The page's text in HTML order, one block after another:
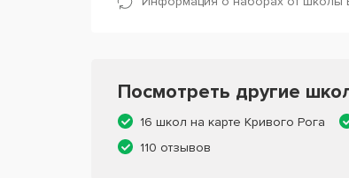
Посмотреть другие
16 школ на карте Кривого Рога
110 отзывов